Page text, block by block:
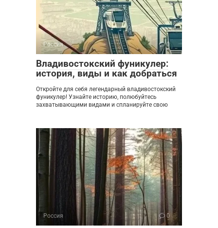
Россия 0
Владивостокский фуникулер:
история, виды и как добраться
Откройте для себя легендарный владивостокский
фуникулер! Узнайте историю, полюбуйтесь
захватывающими видами и спланируйте свою
Россия 0